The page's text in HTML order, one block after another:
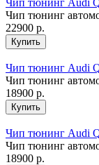
Чип тюнинг
22900 р.
Чип тюнинг Audi
Чип тюнинг
18900 р.
Чип тюнинг Audi
Чип тюнинг
18900 р.